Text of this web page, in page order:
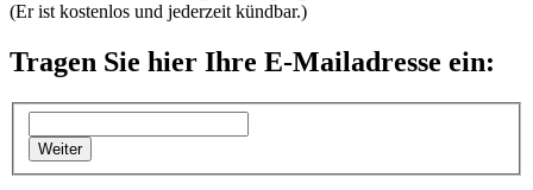
(Er ist kostenlos und jederzeit kündbar.)
Tragen Sie hier Ihre E-Mailadresse ein: